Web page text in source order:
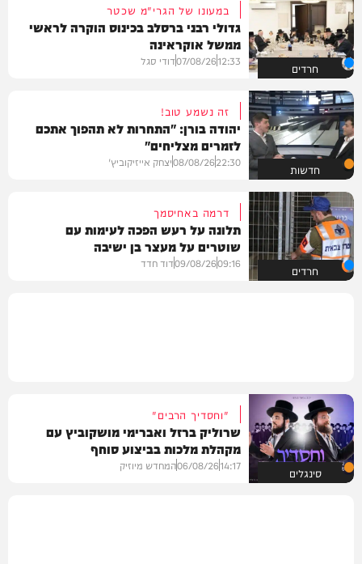
חרדים
במעונו של הגרי"מ שכטר
גדולי רבני ברסלב בכינוס הוקרה לראשי
ממשל אוקראינה
12:33
07/08/26דודי סגל
חדשות
זה נשמע טוב!
יהודה בורן: "התחרות לא תהפוך אתכם
לזמרים מצליחים"
22:30
08/08/26יצחק אייזיקוביץ'
חרדים
דרמה באחיסמך
תלונה על רעש הפכה לעימות עם
שוטרים על מעצר בן ישיבה
09:16
09/08/26דוד חדד
סינגלים
"וחסדיך הרבים"
שרוליק ברזל ואברימי מושקוביץ עם
מקהלת מלכות בביצוע סוחף
14:17
06/08/26המחדש מיוזיק